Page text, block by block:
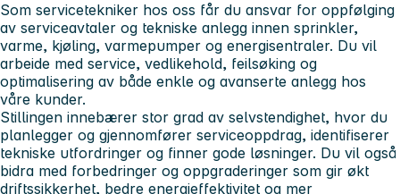
Som servicetekniker hos oss får du ansvar for oppfølging
av serviceavtaler og tekniske anlegg innen sprinkler,
varme, kjøling, varmepumper og energisentraler. Du vil
arbeide med service, vedlikehold, feilsøking og
optimalisering av både enkle og avanserte anlegg hos
våre kunder.
Stillingen innebærer stor grad av selvstendighet, hvor du
planlegger og gjennomfører serviceoppdrag, identifiserer
tekniske utfordringer og finner gode løsninger. Du vil også
bidra med forbedringer og oppgraderinger som gir økt
driftssikkerhet, bedre energieffektivitet og mer